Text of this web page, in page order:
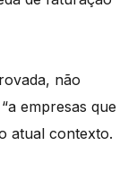
não
empresas que
atual contexto.